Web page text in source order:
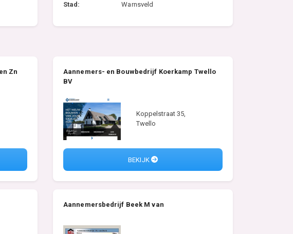
Stad: Warnsveld
Zn
Aannemers- en Bouwbedrijf Koerkamp Twello
BV
Koppelstraat 35,
Twello
BEKIJK
Aannemersbedrijf Beek M van